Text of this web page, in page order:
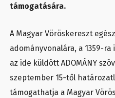
támogatására.
A Magyar Vöröskereszt
adományvonalára, a 1359-
az ide küldött ADOMÁNY
szeptember 15-től
támogathatja a Magyar